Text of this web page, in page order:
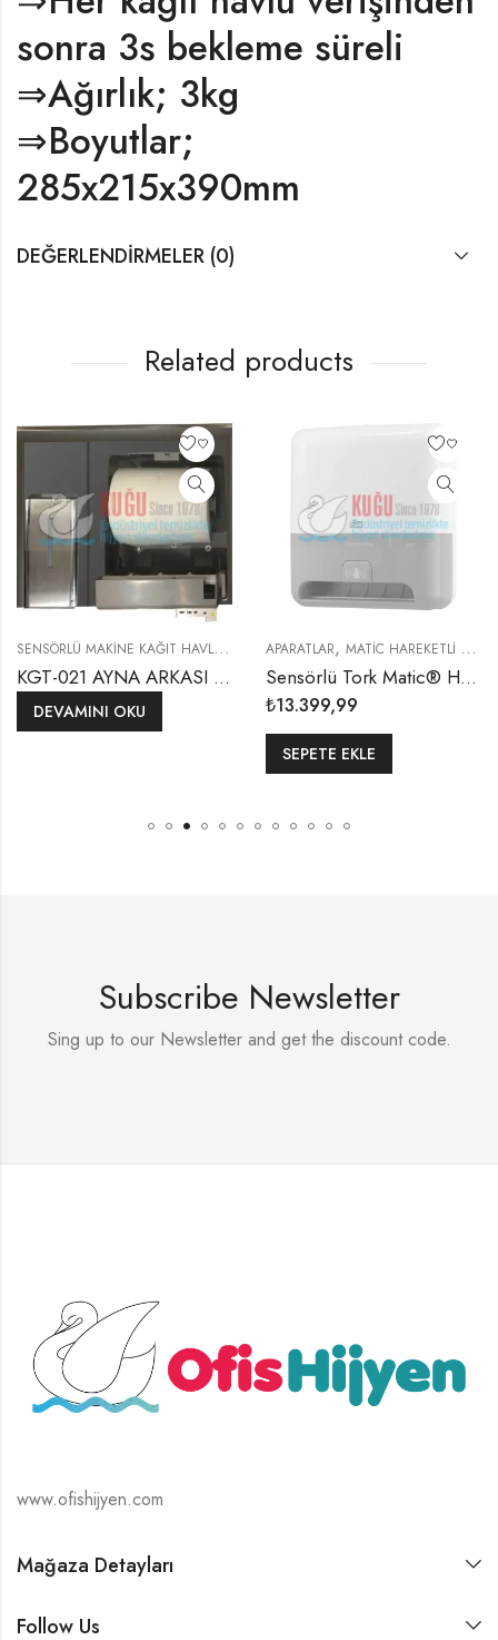
sonra 3s bekleme süreli
⇒Ağırlık; 3kg
⇒Boyutlar;
285x215x390mm
DEĞERLENDIRMELER (0)
Related products
S
ENSÖRLÜ MAKINE KAĞIT HAVLU DISPENSERLERI
KGT-021 AYNA ARKASI FOTOSELLİ 21 CM HAVLULUK VE SABUNLUK KOMBİNE SET
DEVAMINI OKU
APARATLAR, MATIC HAREKETLI HAVLU DISPENSERLERI
Sensörlü Tork Matic® H1 Sistem Beyaz Hareketli Havlu Dispenseri
₺13.399,99
SEPETE EKLE
Subscribe Newsletter
Sing up to our Newsletter and get the discount code.
www.ofishijyen.com
Mağaza Detayları
Follow Us